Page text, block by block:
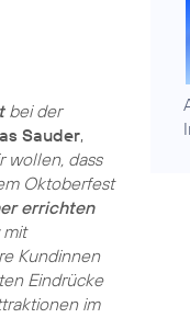
bei der
Sauder,
wollen, dass
Oktoberfest
errichten
Kundinnen
Eindrücke
im